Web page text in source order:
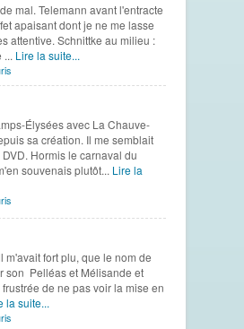
mal. Telemann avant l'entracte
apaisant dont je ne me lasse
attentive. Schnittke au milieu :
... Lire la suite...
Élysées avec La Chauve-
sa création. Il me semblait
Hormis le carnaval du
souvenais plutôt... Lire la
fort plu, que le nom de
son Pelléas et Mélisande et
de ne pas voir la mise en
la suite...